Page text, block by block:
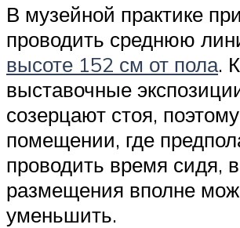
В музейной практике
проводить среднюю
высоте 152 см от пола.
выставочные
созерцают стоя,
помещении, где
проводить время сидя,
размещения вполне
уменьшить.